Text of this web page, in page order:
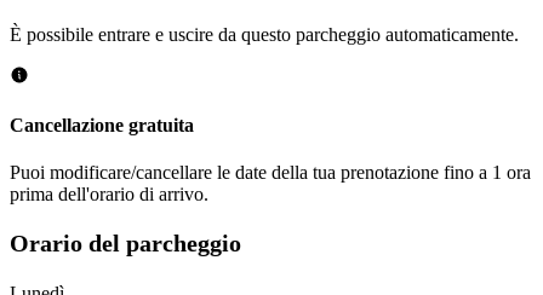
È possibile entrare e uscire da questo parcheggio automaticamente.
Cancellazione gratuita
Puoi modificare/cancellare le date della tua prenotazione fino a 1 ora
prima dell'orario di arrivo.
Orario del parcheggio